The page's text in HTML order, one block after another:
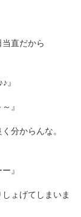
直だから
』
』
分からんな。
』
ょげてしまいま